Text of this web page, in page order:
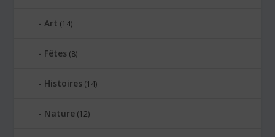
Art (14)
Fêtes (8)
Histoires (14)
Nature (12)